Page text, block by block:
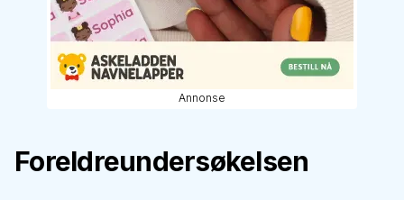
Annonse
Foreldreundersøkelsen